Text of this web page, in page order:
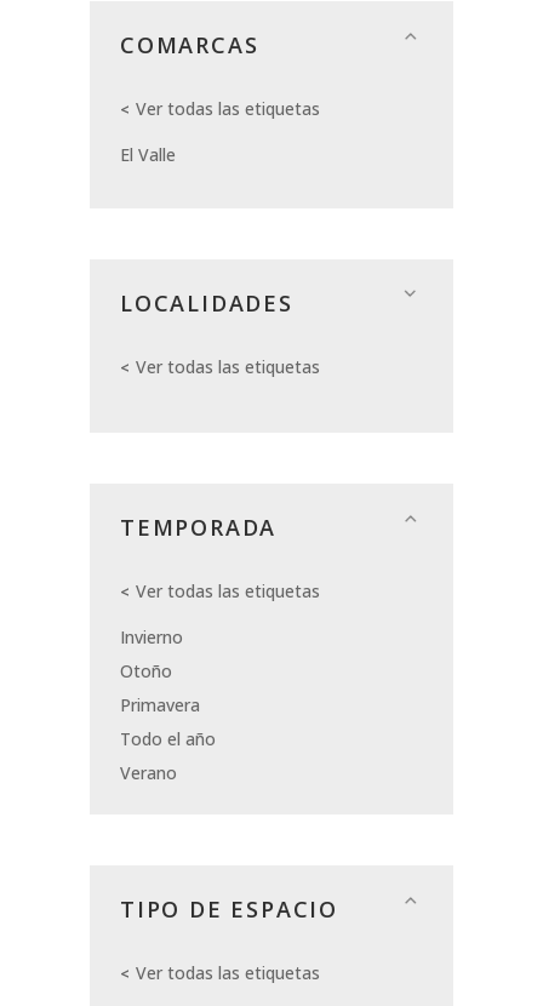
COMARCAS
Ver todas las etiquetas
El Valle
LOCALIDADES
Ver todas las etiquetas
TEMPORADA
Ver todas las etiquetas
Invierno
Otoño
Primavera
Todo el año
Verano
TIPO DE ESPACIO
Ver todas las etiquetas